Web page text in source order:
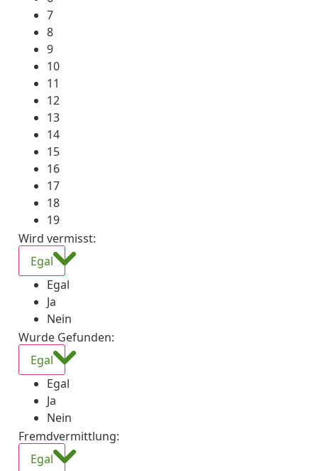
7
8
9
10
11
12
13
14
15
16
17
18
19
Wird vermisst:
Egal
Egal
Ja
Nein
Wurde Gefunden:
Egal
Egal
Ja
Nein
Fremdvermittlung:
Egal